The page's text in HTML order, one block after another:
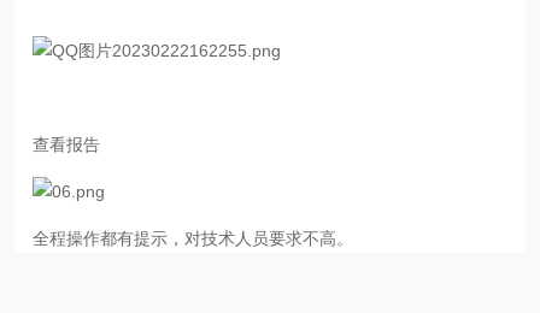
查看报告
全程操作都有提示，对技术人员要求不高。